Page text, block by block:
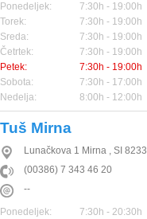
Ponedeljek:
7:30h - 19:00h
Torek:
7:30h - 19:00h
Sreda:
7:30h - 19:00h
Četrtek:
7:30h - 19:00h
Petek:
7:30h - 19:00h
Sobota:
7:30h - 17:00h
Nedelja:
8:00h - 12:00h
Tuš Mirna
Lunačkova 1 Mirna , SI 8233
(00386) 7 343 46 20
--
Ponedeljek:
7:30h - 20:30h